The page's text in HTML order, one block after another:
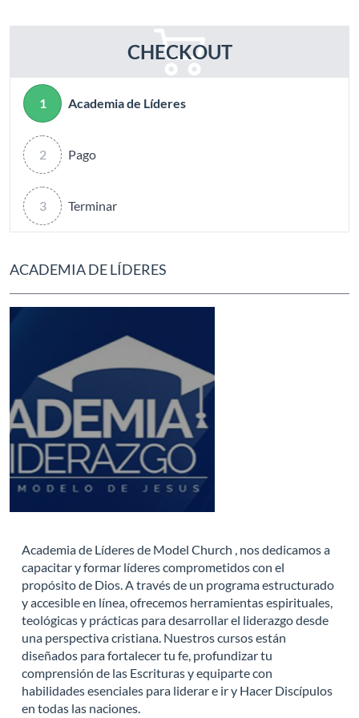
CHECKOUT
1 Academia de Líderes
2 Pago
3 Terminar
ACADEMIA DE LÍDERES
Academia de Líderes de Model Church , nos dedicamos a
capacitar y formar líderes comprometidos con el
propósito de Dios. A través de un programa estructurado
y accesible en línea, ofrecemos herramientas espirituales,
teológicas y prácticas para desarrollar el liderazgo desde
una perspectiva cristiana. Nuestros cursos están
diseñados para fortalecer tu fe, profundizar tu
comprensión de las Escrituras y equiparte con
habilidades esenciales para liderar e ir y Hacer Discípulos
en todas las naciones.